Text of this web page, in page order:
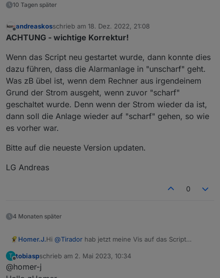
10 Tagen später
Offline
andreaskosschrieb am 18. Dez. 2022, 21:08
zuletzt editiert von
ACHTUNG - wichtige Korrektur!
Wenn das Script neu gestartet wurde, dann konnte dies
dazu führen, dass die Alarmanlage in "unscharf" geht.
Was zB übel ist, wenn dem Rechner aus irgendeinem
Grund der Strom ausgeht, wenn zuvor "scharf"
geschaltet wurde. Denn wenn der Strom wieder da ist,
dann soll die Anlage wieder auf "scharf" gehen, so wie
es vorher war.
Bitte auf die neueste Version updaten.
LG Andreas
0
4 Monaten später
Homer.J.Hi @Tirador hab jetzt meine Vis auf das Script
Umsetzung.
Grüße
T
Offline
tobiaspschrieb am 2. Mai 2023, 10:34
zuletzt editiert von
@homer-j